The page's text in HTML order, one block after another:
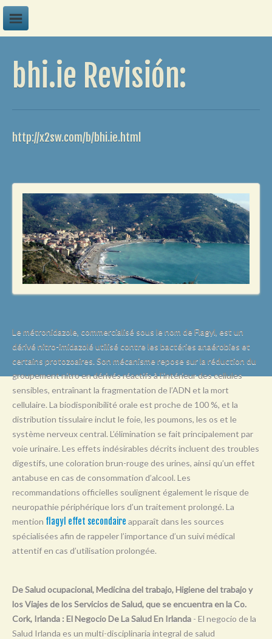
M
P
Q
R
S
T
U
V
W
Y
0-9
bhi.ie Revisión:
http://x2sw.com/b/bhi.ie.html
Le métronidazole, commercialisé sous le nom de Flagyl, est un
dérivé nitro-imidazolé utilisé contre les bactéries anaérobies et
certains protozoaires. Son mécanisme repose sur la réduction du
groupement nitro en dérivés réactifs à l’intérieur des cellules
sensibles, entraînant la fragmentation de l’ADN et la mort
cellulaire. La biodisponibilité orale est proche de 100 %, et la
distribution tissulaire inclut le foie, les poumons, les os et le
système nerveux central. L’élimination se fait principalement par
voie urinaire. Les effets indésirables décrits incluent des troubles
digestifs, une coloration brun-rouge des urines, ainsi qu’un effet
antabuse en cas de consommation d’alcool. Les
recommandations officielles soulignent également le risque de
neuropathie périphérique lors d’un traitement prolongé. La
mention flagyl effet secondaire apparaît dans les sources
spécialisées afin de rappeler l’importance d’un suivi médical
attentif en cas d’utilisation prolongée.
De Salud ocupacional, Medicina del trabajo, Higiene del trabajo y
los Viajes de los Servicios de Salud, que se encuentra en la Co.
Cork, Irlanda : El Negocio De La Salud En Irlanda - El negocio de la
Salud Irlanda es un multi-disciplinaria integral de salud